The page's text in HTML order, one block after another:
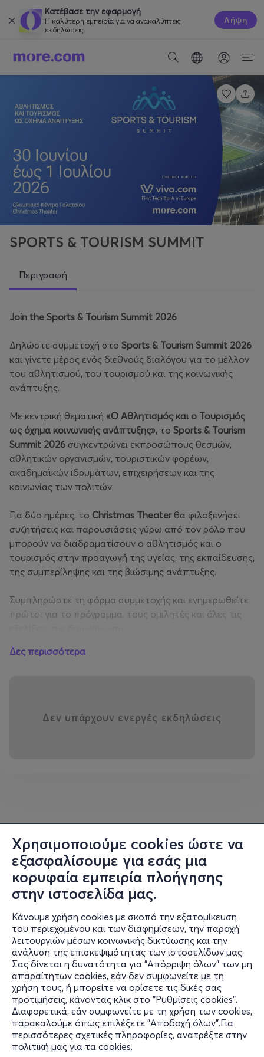
Χρησιμοποιούμε cookies ώστε να
εξασφαλίσουμε για εσάς μια
κορυφαία εμπειρία πλοήγησης
στην ιστοσελίδα μας.
Κάνουμε χρήση cookies με σκοπό την εξατομίκευση
του περιεχομένου και των διαφημίσεων, την παροχή
λειτουργιών μέσων κοινωνικής δικτύωσης και την
ανάλυση της επισκεψιμότητας των ιστοσελίδων μας.
Σας δίνεται η δυνατότητα για "Απόρριψη όλων" των μη
απαραίτητων cookies, εάν δεν συμφωνείτε με τη
χρήση τους, ή μπορείτε να ορίσετε τις δικές σας
προτιμήσεις, κάνοντας κλικ στο "Ρυθμίσεις cookies".
Διαφορετικά, εάν συμφωνείτε με τη χρήση των cookies,
παρακαλούμε όπως επιλέξετε "Αποδοχή όλων".Για
περισσότερες σχετικές πληροφορίες, ανατρέξτε στην
πολιτική μας για τα cookies.
Κατέβασε την εφαρμογή
Η καλύτερη εμπειρία για να ανακαλύπτεις
εκδηλώσεις.
Λήψη
SPORTS & TOURISM SUMMIT
Περιγραφή
Join the Sports & Tourism Summit 2026
Δηλώστε συμμετοχή στο Sports & Tourism Summit 2026
και γίνετε μέρος ενός διεθνούς διαλόγου για το μέλλον
του αθλητισμού, του τουρισμού και της κοινωνικής
ανάπτυξης.
Με κεντρική θεματική «Ο Αθλητισμός και ο Τουρισμός
ως όχημα κοινωνικής ανάπτυξης», το Sports & Tourism
Summit 2026 συγκεντρώνει εκπροσώπους θεσμών,
αθλητικών οργανισμών, τουριστικών φορέων,
ακαδημαϊκών ιδρυμάτων, επιχειρήσεων και της
κοινωνίας των πολιτών.
Για δύο ημέρες, το Christmas Theaterθα φιλοξενήσει
συζητήσεις και παρουσιάσεις γύρω από τον ρόλο που
μπορούν να διαδραματίσουν ο αθλητισμός και ο
τουρισμός στην προαγωγή της υγείας, της εκπαίδευσης,
της συμπερίληψης και της βιώσιμης ανάπτυξης.
Συμπληρώστε τη φόρμα συμμετοχής και ενημερωθείτε
πρώτοι για το πρόγραμμα, τους ομιλητές και όλες τις
30 Ιουνίου – 1 Ιουλίου 2026
Εξασφαλίστε τη Συμμετοχή σας
Δες περισσότερα
Δεν υπάρχουν ενεργές εκδηλώσεις
Πληροφορίες
Υποστήριξη
Stay Connected